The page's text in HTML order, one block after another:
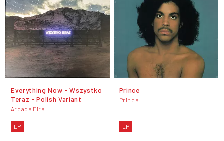
Everything Now - Wszystko
Teraz - Polish Variant
Arcade Fire
LP
Prince
Prince
LP